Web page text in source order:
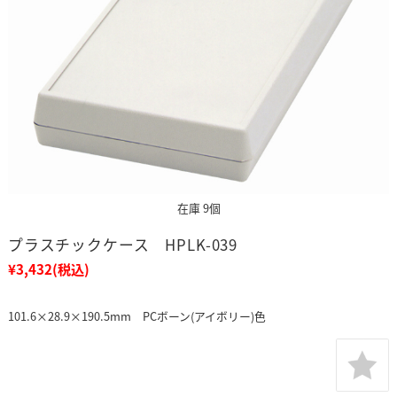
在庫 9個
プラスチックケース HPLK-039
¥3,432(税込)
101.6×28.9×190.5mm PCボーン(アイボリー)色